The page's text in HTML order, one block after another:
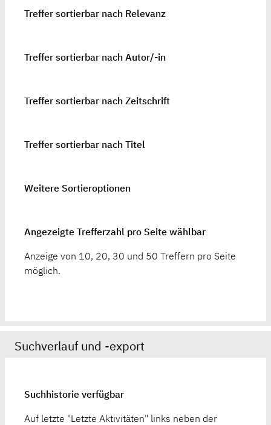
Treffer sortierbar nach Relevanz
Treffer sortierbar nach Autor/-in
Treffer sortierbar nach Zeitschrift
Treffer sortierbar nach Titel
Weitere Sortieroptionen
Angezeigte Trefferzahl pro Seite wählbar
Anzeige von 10, 20, 30 und 50 Treffern pro Seite
möglich.
Suchverlauf und -export
Suchhistorie verfügbar
Auf letzte "Letzte Aktivitäten" links neben der